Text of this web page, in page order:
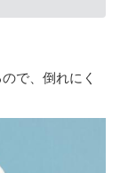
で、倒れにく